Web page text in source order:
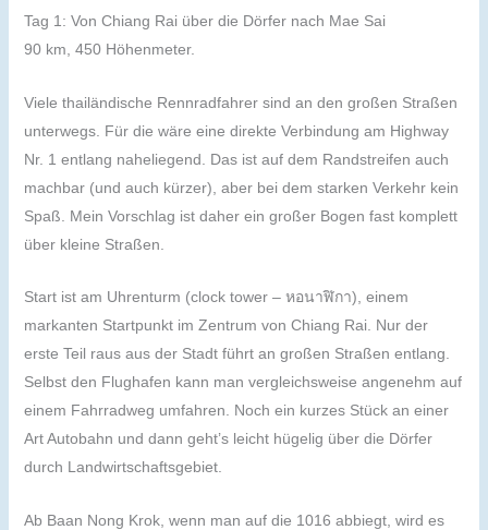
Tag 1: Von Chiang Rai über die Dörfer nach Mae Sai
90 km, 450 Höhenmeter.
Viele thailändische Rennradfahrer sind an den großen Straßen
unterwegs. Für die wäre eine direkte Verbindung am Highway
Nr. 1 entlang naheliegend. Das ist auf dem Randstreifen auch
machbar (und auch kürzer), aber bei dem starken Verkehr kein
Spaß. Mein Vorschlag ist daher ein großer Bogen fast komplett
über kleine Straßen.
Start ist am Uhrenturm (clock tower – หอนาฬิกา), einem
markanten Startpunkt im Zentrum von Chiang Rai. Nur der
erste Teil raus aus der Stadt führt an großen Straßen entlang.
Selbst den Flughafen kann man vergleichsweise angenehm auf
einem Fahrradweg umfahren. Noch ein kurzes Stück an einer
Art Autobahn und dann geht’s leicht hügelig über die Dörfer
durch Landwirtschaftsgebiet.
Ab Baan Nong Krok, wenn man auf die 1016 abbiegt, wird es